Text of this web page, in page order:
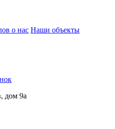
о нас Наши объекты
дом 9а